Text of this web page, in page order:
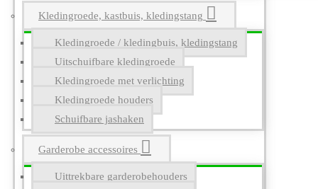
Kledingroede, kastbuis, kledingstang
Kledingroede / kledingbuis, kledingstang
Uitschuifbare kledingroede
Kledingroede met verlichting
Kledingroede houders
Schuifbare jashaken
Garderobe accessoires
Uittrekbare garderobehouders